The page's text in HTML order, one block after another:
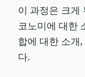
이 과정은 크게
코노미에 대한
합에 대한 소개
다.